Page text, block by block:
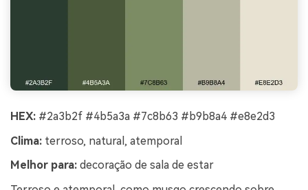
HEX: #2a3b2f #4b5a3a #7c8b63 #b9b8a4 #e8e2d3
Clima: terroso, natural, atemporal
Melhor para: decoração de sala de estar